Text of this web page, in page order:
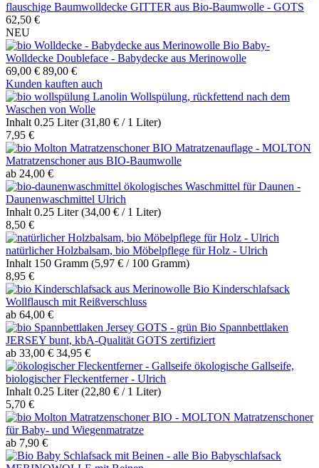
flauschige Baumwolldecke GITTER aus Bio-Baumwolle - GOTS
62,50 €
NEU
Bio Baby-
Wolldecke Doubleface - Babydecke aus Merinowolle
69,00 € 89,00 €
Kunden kauften auch
Lanolin Wollspülung, rückfettend nach dem
Waschen von Wolle
Inhalt 0.25 Liter(31,80 € / 1 Liter)
7,95 €
BIO Matratzenauflage - MOLTON
Matratzenschoner aus BIO-Baumwolle
ab 24,00 €
ökologisches Waschmittel für Daunen -
Daunenwaschmittel Ulrich
Inhalt 0.25 Liter(34,00 € / 1 Liter)
8,50 €
natürlicher Holzbalsam, bio Möbelpflege für Holz - Ulrich
Inhalt 150 Gramm (5,97 € / 100 Gramm)
8,95 €
Bio Kinderschlafsack
Wollflausch mit Reißverschluss
ab 64,00 €
Bio Spannbettlaken
JERSEY bunt, kbA-Qualität GOTS zertifiziert
ab 33,00 € 34,95 €
ökologische Gallseife,
biologischer Fleckentferner - Ulrich
Inhalt 0.25 Liter(22,80 € / 1 Liter)
5,70 €
BIO - MOLTON Matratzenschoner
für Baby- und Wiegenmatratze
ab 7,90 €
Bio Babyschlafsack